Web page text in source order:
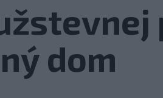
dom